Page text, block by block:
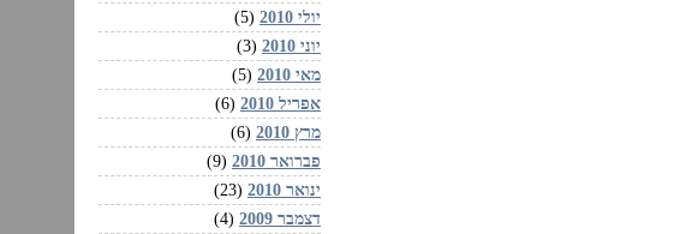
יולי 2010
(5)
יוני 2010
(3)
מאי 2010
(5)
אפריל 2010
(6)
מרץ 2010
(6)
פברואר 2010
(9)
ינואר 2010
(23)
דצמבר 2009
(4)